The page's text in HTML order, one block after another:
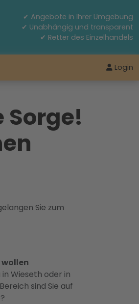
✔ Angebote in Ihrer Umgebung
✔ Unabhängig und transparent
✔ Retter des Einzelhandels
Login
Sie zum
wollen
Wieseth oder in
sind Sie auf